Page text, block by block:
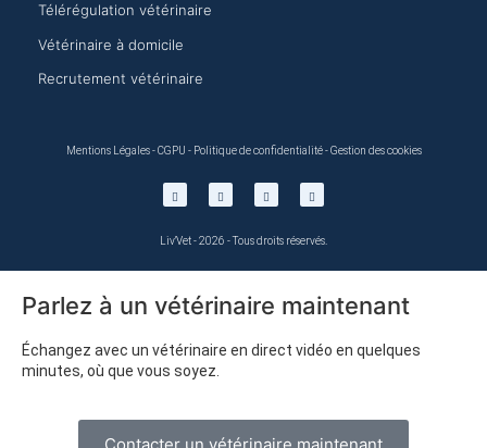
Télérégulation vétérinaire
Vétérinaire à domicile
Recrutement vétérinaire
Mentions Légales-CGPU - Politique de confidentialité-Gestion des cookies
Liv'Vet - 2026 - Tous droits réservés.
Parlez à un vétérinaire maintenant
Échangez avec un vétérinaire en direct vidéo en quelques
minutes, où que vous soyez.